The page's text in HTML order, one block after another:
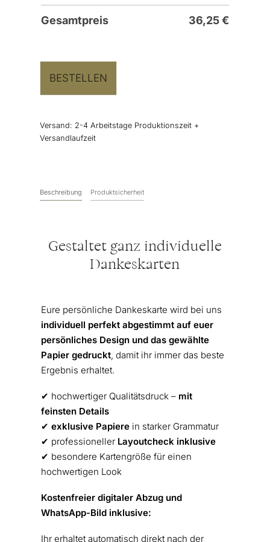
Gesamtpreis 36,25€
BESTELLEN
Versand: 2-4 Arbeitstage Produktionszeit +
Versandlaufzeit
Beschreibung Produktsicherheit
Gestaltet ganz individuelle
Dankeskarten
Eure persönliche Dankeskarte wird bei uns
individuell perfekt abgestimmt auf euer
persönliches Design und das gewählte
Papier gedruckt, damit ihr immer das beste
Ergebnis erhaltet.
✔︎ hochwertiger Qualitätsdruck – mit
feinsten Details
✔︎ exklusive Papierein starker Grammatur
✔︎ professioneller Layoutcheck inklusive
✔︎ besondere Kartengröße für einen
hochwertigen Look
Kostenfreier digitaler Abzug und
WhatsApp-Bild inklusive:
Ihr erhaltet automatisch direkt nach der